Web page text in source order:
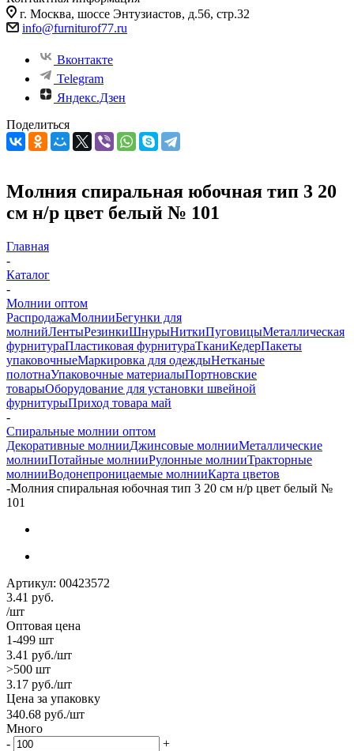
г. Москва, шоссе Энтузиастов, д.56, стр.32
info@furniturof77.ru
Вконтакте
Telegram
Яндекс.Дзен
Поделиться
Молния спиральная юбочная тип 3 20
см н/р цвет белый № 101
Главная
-
Каталог
-
Молнии оптом
РаспродажаМолнииБегунки для
молнийЛентыРезинкиШнурыНиткиПуговицыМеталлическая
фурнитураПластиковая фурнитураТканиКедерПакеты
упаковочныеМаркировка для одеждыНетканые
полотнаУпаковочные материалыПортновские
товарыОборудование для установки швейной
фурнитурыПриход товара май
-
Спиральные молнии оптом
Декоративные молнииДжинсовые молнииМеталлические
молнииПотайные молнииРулонные молнииТракторные
молнииВодонепроницаемые молнииКарта цветов
-Молния спиральная юбочная тип 3 20 см н/р цвет белый №
101
Артикул: 00423572
3.41 руб.
/шт
Оптовая цена
1-499 шт
3.41 руб./шт
>500 шт
3.17 руб./шт
Цена за упаковку
340.68 руб./шт
Много
-
+